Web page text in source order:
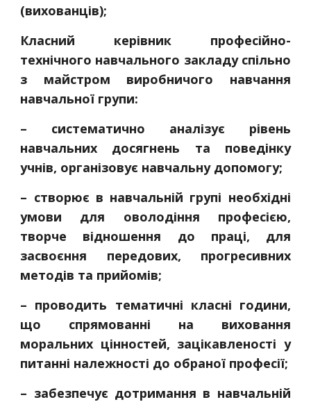
(вихованців);
Класний керівник професійно-
технічного навчального закладу спільно
з майстром виробничого навчання
навчальної групи:
– систематично аналізує рівень
навчальних досягнень та поведінку
учнів, організовує навчальну допомогу;
– створює в навчальній групі необхідні
умови для оволодіння професією,
творче відношення до праці, для
засвоєння передових, прогресивних
методів та прийомів;
– проводить тематичні класні години,
що спрямованні на виховання
моральних цінностей, зацікавленості у
питанні належності до обраної професії;
– забезпечує дотримання в навчальній